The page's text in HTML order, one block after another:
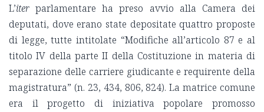
L’iterparlamentare ha preso avvio alla Camera dei
deputati, dove erano state depositate quattro proposte
di legge, tutte intitolate “Modifiche all’articolo 87 e al
titolo IV della parte II della Costituzione in materia di
separazione delle carriere giudicante e requirente della
magistratura” (n. 23, 434, 806, 824). La matrice comune
era il progetto di iniziativa popolare promosso